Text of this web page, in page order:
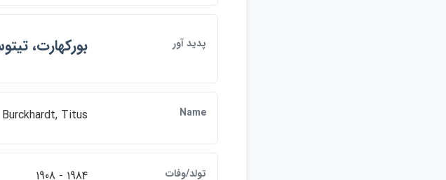
پديد آور بوركهارت،
Name
Burckhardt, Titus
تولد/وفات 1984 - 1908